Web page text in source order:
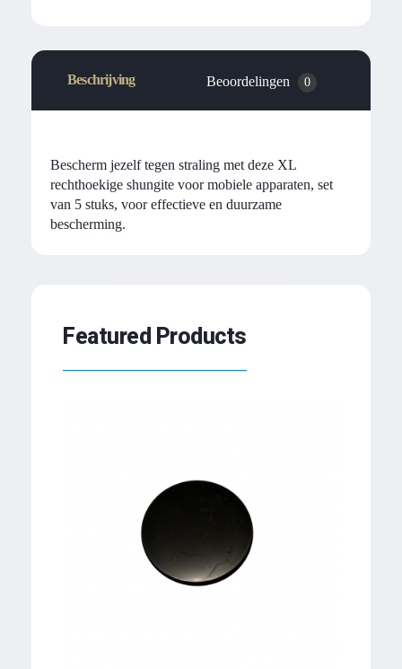
Beschrijving Beoordelingen 0
Bescherm jezelf tegen straling met deze XL
rechthoekige shungite voor mobiele apparaten, set
van 5 stuks, voor effectieve en duurzame
bescherming.
Featured Products